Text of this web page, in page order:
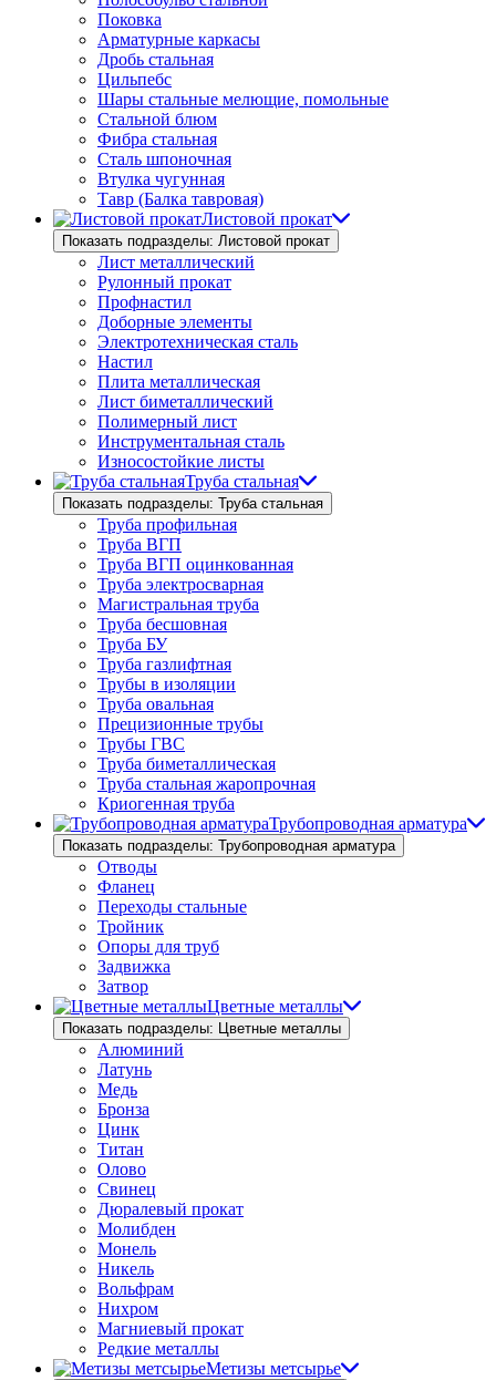
Поковка
Арматурные каркасы
Дробь стальная
Цильпебс
Шары стальные мелющие, помольные
Стальной блюм
Фибра стальная
Сталь шпоночная
Втулка чугунная
Тавр (Балка тавровая)
Листовой прокат
Показать подразделы: Листовой прокат
Лист металлический
Рулонный прокат
Профнастил
Доборные элементы
Электротехническая сталь
Настил
Плита металлическая
Лист биметаллический
Полимерный лист
Инструментальная сталь
Износостойкие листы
Труба стальная
Показать подразделы: Труба стальная
Труба профильная
Труба ВГП
Труба ВГП оцинкованная
Труба электросварная
Магистральная труба
Труба бесшовная
Труба БУ
Труба газлифтная
Трубы в изоляции
Труба овальная
Прецизионные трубы
Трубы ГВС
Труба биметаллическая
Труба стальная жаропрочная
Криогенная труба
Трубопроводная арматура
Показать подразделы: Трубопроводная арматура
Отводы
Фланец
Переходы стальные
Тройник
Опоры для труб
Задвижка
Затвор
Цветные металлы
Показать подразделы: Цветные металлы
Алюминий
Латунь
Медь
Бронза
Цинк
Титан
Олово
Свинец
Дюралевый прокат
Молибден
Монель
Никель
Вольфрам
Нихром
Магниевый прокат
Редкие металлы
Метизы метсырье